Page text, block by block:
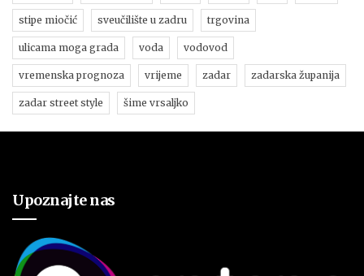
stipe miočić sveučilište u zadru trgovina
ulicama moga grada voda vodovod
vremenska prognoza vrijeme zadar zadarska županija
zadar street style šime vrsaljko
Upoznajte nas